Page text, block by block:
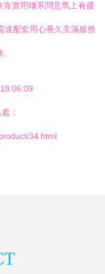
實用聯系問意馬上有優
速配套用心長久美滿服務
：
34.html